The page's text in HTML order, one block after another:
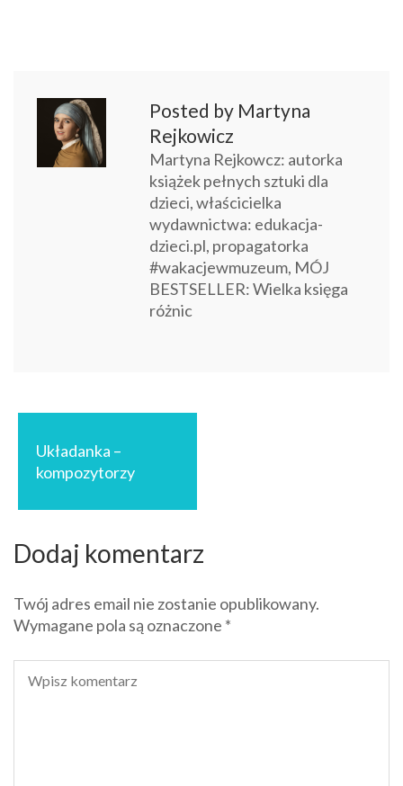
Posted by Martyna
Rejkowicz
Martyna Rejkowcz: autorka
książek pełnych sztuki dla
dzieci, właścicielka
wydawnictwa: edukacja-
dzieci.pl, propagatorka
#wakacjewmuzeum, MÓJ
BESTSELLER: Wielka księga
różnic
Nawigacja
wpisu
Układanka –
kompozytorzy
Dodaj komentarz
Twój adres email nie zostanie opublikowany.
Wymagane pola są oznaczone *